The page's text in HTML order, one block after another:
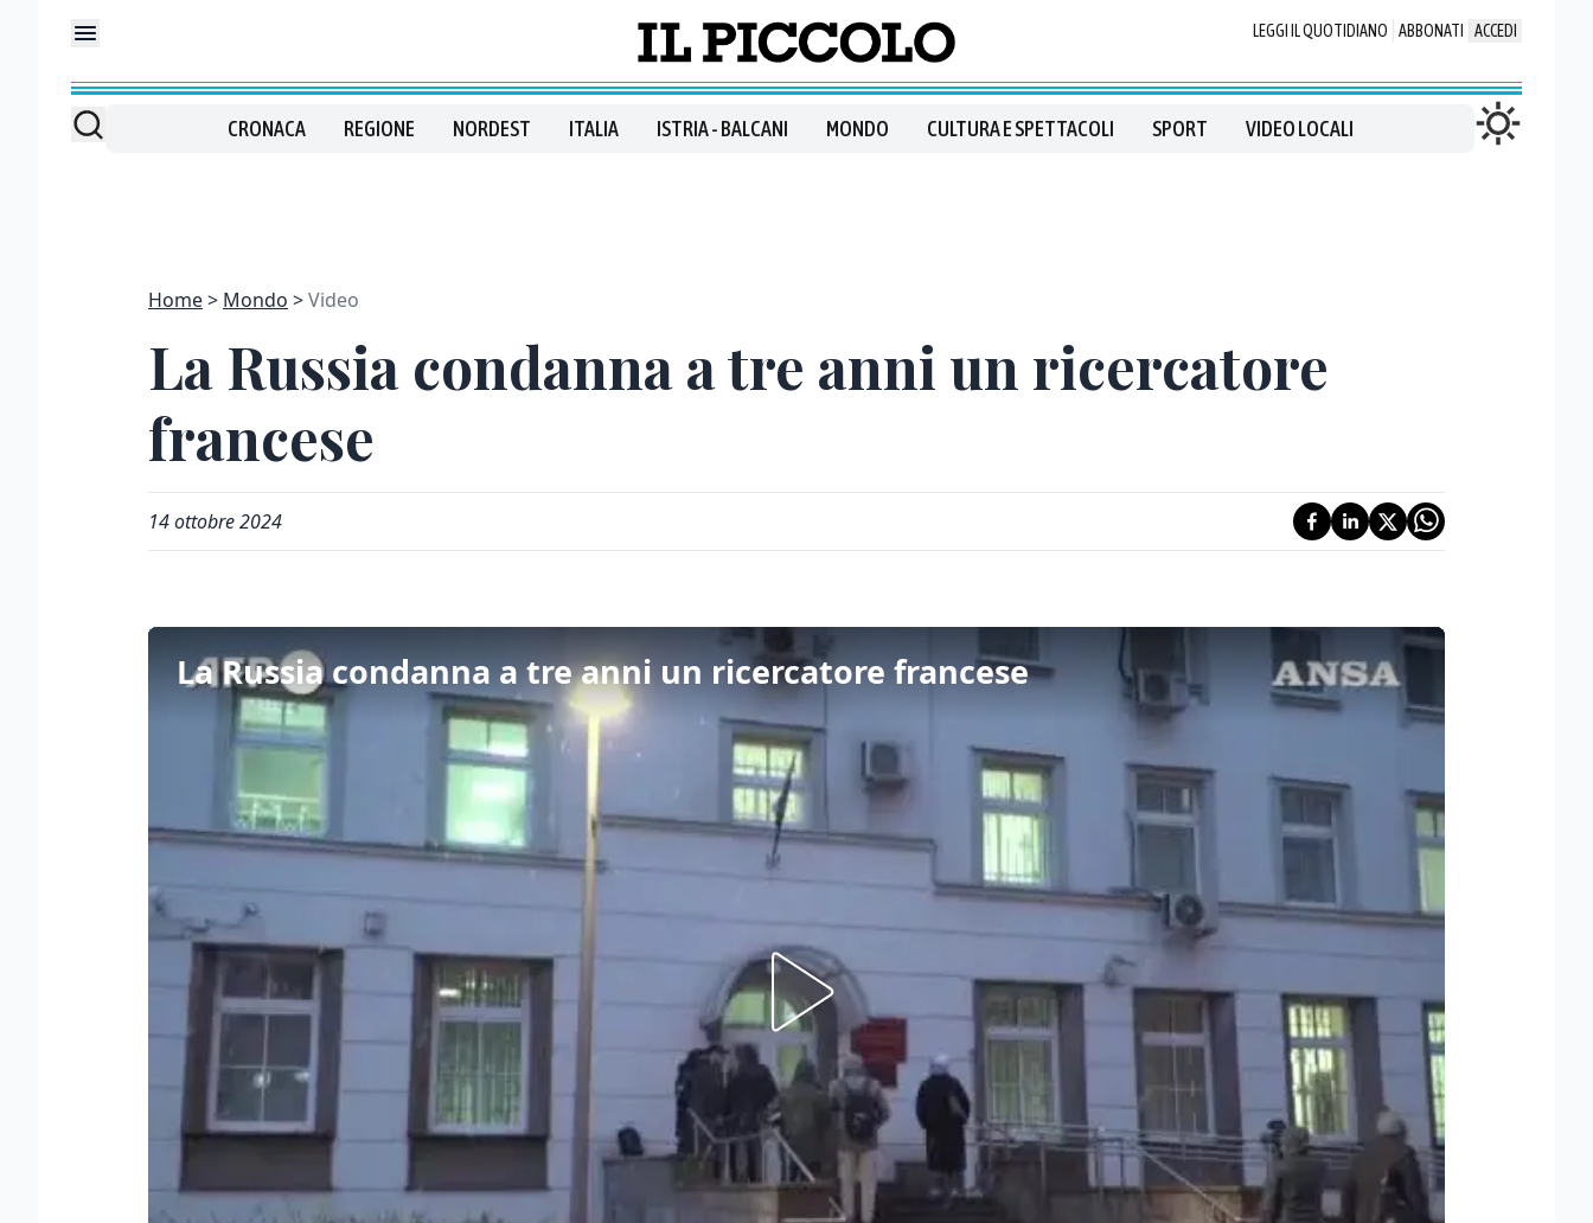
LEGGI IL QUOTIDIANO ABBONATI ACCEDI
CRONACA REGIONE NORDEST ITALIA ISTRIA - BALCANI MONDO CULTURA E SPETTACOLI SPORT VIDEO LOCALI
Home Mondo Video
La Russia condanna a tre anni un ricercatore
francese
14 ottobre 2024
La Russia condanna a tre anni un ricercatore francese